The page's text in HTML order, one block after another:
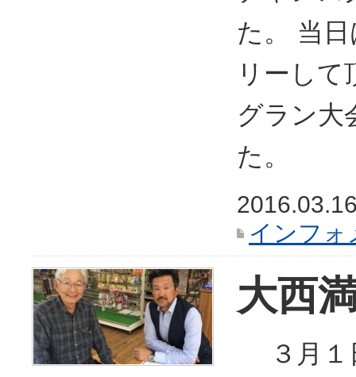
た。 当
リーして
グラン大
た。
インフォ
大西
３月１